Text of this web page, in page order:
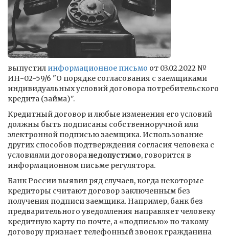
выпустил информационное письмо от 03.02.2022 №
ИН-02-59/6 "О порядке согласования с заемщиками
индивидуальных условий договора потребительского
кредита (займа)".
Кредитный договор и любые изменения его условий
должны быть подписаны собственноручной или
электронной подписью заемщика. Использование
других способов подтверждения согласия человека с
условиями договоранедопустимо, говорится в
информационном письме регулятора.
Банк России выявил ряд случаев, когда некоторые
кредиторы считают договор заключенным без
получения подписи заемщика. Например, банк без
предварительного уведомления направляет человеку
кредитную карту по почте, а «подписью» по такому
договору признает телефонный звонок гражданина